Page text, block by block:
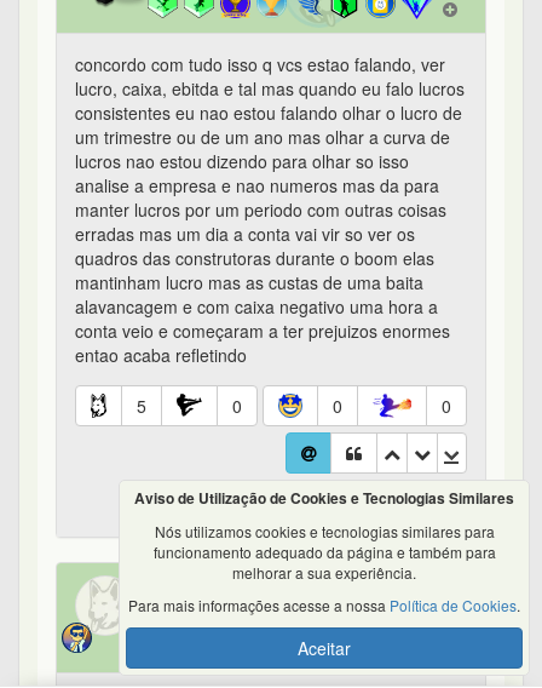
concordo com tudo isso q vcs estao falando, ver
lucro, caixa, ebitda e tal mas quando eu falo lucros
consistentes eu nao estou falando olhar o lucro de
um trimestre ou de um ano mas olhar a curva de
lucros nao estou dizendo para olhar so isso
analise a empresa e nao numeros mas da para
manter lucros por um periodo com outras coisas
erradas mas um dia a conta vai vir so ver os
quadros das construtoras durante o boom elas
mantinham lucro mas as custas de uma baita
alavancagem e com caixa negativo uma hora a
conta veio e começaram a ter prejuizos enormes
entao acaba refletindo
5 0 0 0
O caixa é soberano - #20 de 50
em 29/05/2017 13:10
Aviso de Utilização de Cookies e Tecnologias Similares
Nós utilizamos cookies e tecnologias similares para
funcionamento adequado da página e também para
melhorar a sua experiência.
Para mais informações acesse a nossa Política de Cookies.
Aceitar